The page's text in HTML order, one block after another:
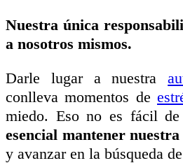
Nuestra única
a nosotros mismos.
Darle lugar a nuestra
conlleva momentos de
miedo. Eso no es fácil de
esencial mantener nuestra
y avanzar en la búsqueda